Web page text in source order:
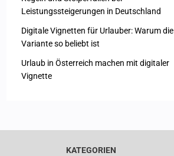
Leistungssteigerungen in Deutschland
Digitale Vignetten für Urlauber: Warum die
Variante so beliebt ist
Urlaub in Österreich machen mit digitaler
Vignette
KATEGORIEN